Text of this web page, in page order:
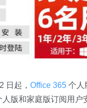
日起，Office 365 个人
人版和家庭版订阅用户